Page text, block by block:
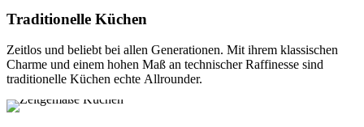
Traditionelle Küchen
Zeitlos und beliebt bei allen Generationen. Mit ihrem klassischen
Charme und einem hohen Maß an technischer Raffinesse sind
traditionelle Küchen echte Allrounder.